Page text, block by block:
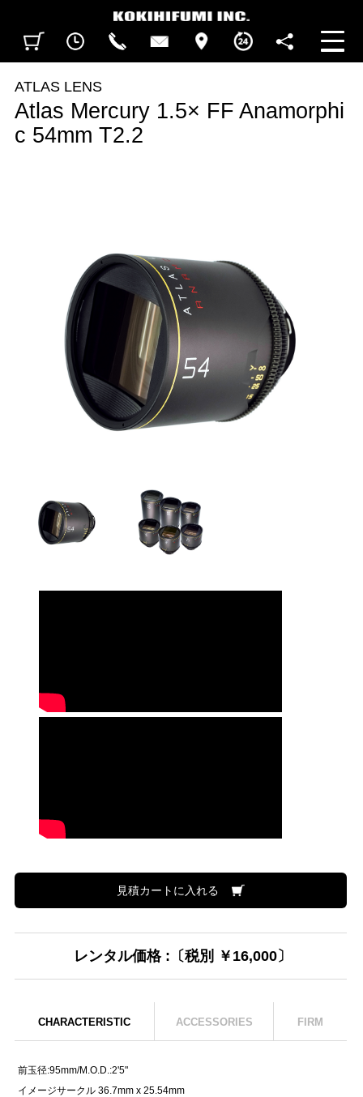
BUSINESS HOURS
FOLLOW US
ATLAS LENS
Atlas Mercury 1.5× FF Anamorphi
c 54mm T2.2
見積カートに入れる
レンタル価格 :〔税別 ￥16,000〕
CHARACTERISTIC ACCESSORIES FIRM
前玉径:95mm/M.O.D.:2'5"
イメージサークル 36.7mm x 25.54mm